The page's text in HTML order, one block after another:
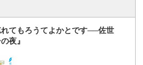
てもろうてよかとです──佐世
夜』